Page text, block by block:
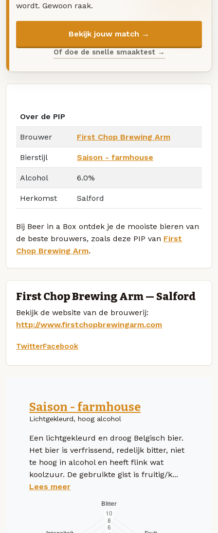
wordt. Gewoon raak.
Bekijk jouw match →
Of doe de snelle smaaktest →
Over de PIP
Brouwer First Chop Brewing Arm
Bierstijl Saison - farmhouse
Alcohol 6.0%
Herkomst Salford
Bij Beer in a Box ontdek je de mooiste bieren van
de beste brouwers, zoals deze PIP van First
Chop Brewing Arm.
First Chop Brewing Arm — Salford
Bekijk de website van de brouwerij:
http://www.firstchopbrewingarm.com
TwitterFacebook
Saison - farmhouse
Lichtgekleurd, hoog alcohol
Een lichtgekleurd en droog Belgisch bier.
Het bier is verfrissend, redelijk bitter, niet
te hoog in alcohol en heeft flink wat
koolzuur. De gebruikte gist is fruitig/k...
Lees meer